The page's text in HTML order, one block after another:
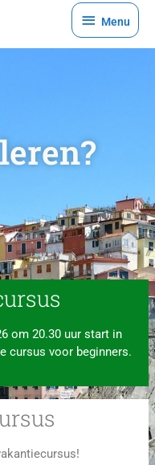
Menu
Menu
om 20.30 uur start in
cursus voor beginners.